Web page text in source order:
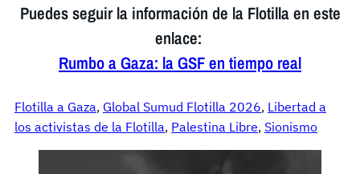
Puedes seguir la información de la Flotilla en este
enlace:
Rumbo a Gaza: la GSF en tiempo real
Flotilla a Gaza, Global Sumud Flotilla 2026, Libertad a
los activistas de la Flotilla, Palestina Libre, Sionismo